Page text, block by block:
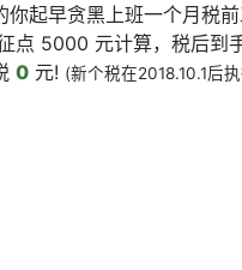
你起早贪黑上班一个月税
点 5000 元计算，税后到
0 元! (新个税在2018.10.1后